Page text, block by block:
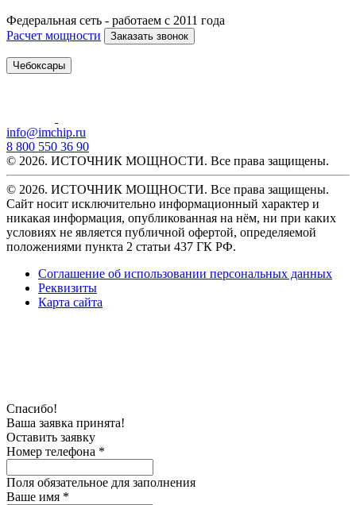
Федеральная сеть - работаем с 2011 года
Расчет мощности
Заказать звонок
Чебоксары
info@imchip.ru
8 800 550 36 90
© 2026. ИСТОЧНИК МОЩНОСТИ. Все права защищены.
© 2026. ИСТОЧНИК МОЩНОСТИ. Все права защищены.
Сайт носит исключительно информационный характер и
никакая информация, опубликованная на нём, ни при каких
условиях не является публичной офертой, определяемой
положениями пункта 2 статьи 437 ГК РФ.
Соглашение об использовании персональных данных
Реквизиты
Карта сайта
Спасибо!
Ваша заявка принята!
Оставить заявку
Номер телефона *
Поля обязательное для заполнения
Ваше имя *